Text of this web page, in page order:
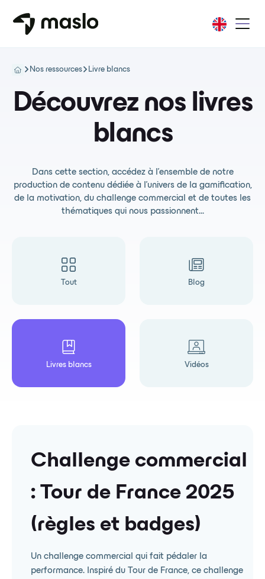
Nos ressources Livre blancs
Découvrez nos livres
blancs
Dans cette section, accédez à l'ensemble de notre
production de contenu dédiée à l'univers de la gamification,
de la motivation, du challenge commercial et de toutes les
thématiques qui nous passionnent...
Tout Blog
Livres blancs Vidéos
Challenge commercial
: Tour de France 2025
(règles et badges)
Un challenge commercial qui fait pédaler la
performance. Inspiré du Tour de France, ce challenge